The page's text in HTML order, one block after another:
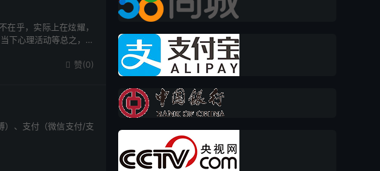
乎，实际上在炫耀，
下心理活动等总之，万
 赞(0)
）、支付（微信支付/支